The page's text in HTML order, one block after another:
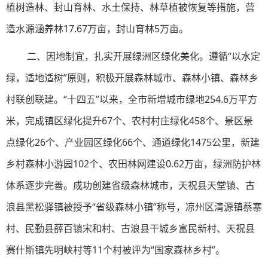
植树造林、封山育林、水土保持、林草植被恢复等措施，营
造水源涵养林17.67万亩，封山育林5万亩。
二、因地制宜，扎实开展绿洲区绿化美化。遵循“以水定
绿，适地适树”原则，积极开展森林城市、森林小镇、森林乡
村联创联建。“十四五”以来，全市新增城市绿地254.6万平方
米，完成镇区绿化提升67个、农村村庄绿化458个、景区景
点绿化26个、产业园区绿化66个、通道绿化1475公里，新建
乡村森林小游园102个、农田林网建设0.62万亩，绿洲防护林
体系逐步完善。成功创建省级森林城市，天祝县天堂镇、古
浪县黑松驿镇被授予“省级森林小镇”称号，凉州区清源镇蔡寨
村、民勤县薛百镇宋和村、古浪县干城乡富民新村、天祝县
赛什斯镇先明峡村等11个村被评为“国家森林乡村”。